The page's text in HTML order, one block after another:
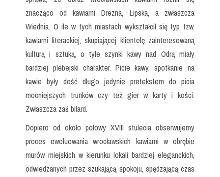
znacząco od kawiarni Drezna, Lipska, a zwłaszcza
Wiednia. O ile w tych miastach wykształcił się typ tzw.
kawiarni literackiej, skupiającej klientelę zainteresowaną
kulturą i sztuką, o tyle szynki kawy nad Odrą miały
bardziej plebejski charakter. Picie kawy, spotkanie na
kawie były dość długo jedynie pretekstem do picia
mocniejszych trunków czy też gier w karty i kości.
Zwłaszcza zaś bilard.
Dopiero od około połowy XVIII stulecia obserwujemy
proces ewoluowania wrocławskich kawiarni w obrębie
murów miejskich w kierunku lokali bardziej eleganckich,
odwiedzanych przez szukającą spokoju, spędzającą czas